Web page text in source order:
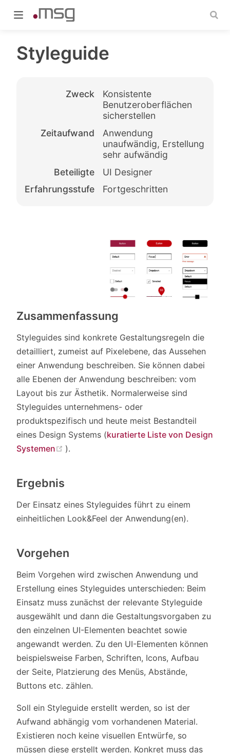
Styleguide
Zweck
Konsistente
Benutzeroberflächen
sicherstellen
Zeitaufwand
Anwendung
unaufwändig, Erstellung
sehr aufwändig
Beteiligte
UI Designer
Erfahrungsstufe
Fortgeschritten
Zusammenfassung
Styleguides sind konkrete Gestaltungsregeln die
detailliert, zumeist auf Pixelebene, das Aussehen
einer Anwendung beschreiben. Sie können dabei
alle Ebenen der Anwendung beschreiben: vom
Layout bis zur Ästhetik. Normalerweise sind
Styleguides unternehmens- oder
produktspezifisch und heute meist Bestandteil
eines Design Systems (kuratierte Liste von Design
Systemen
(opens new window)
).
Ergebnis
Der Einsatz eines Styleguides führt zu einem
einheitlichen Look&Feel der Anwendung(en).
Vorgehen
Beim Vorgehen wird zwischen Anwendung und
Erstellung eines Styleguides unterschieden: Beim
Einsatz muss zunächst der relevante Styleguide
ausgewählt und dann die Gestaltungsvorgaben zu
den einzelnen UI-Elementen beachtet sowie
angewandt werden. Zu den UI-Elementen können
beispielsweise Farben, Schriften, Icons, Aufbau
der Seite, Platzierung des Menüs, Abstände,
Buttons etc. zählen.
Soll ein Styleguide erstellt werden, so ist der
Aufwand abhängig vom vorhandenen Material.
Existieren noch keine visuellen Entwürfe, so
müssen diese erstellt werden. Konkret muss das